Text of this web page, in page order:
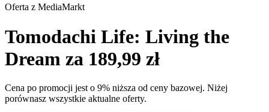
Oferta z MediaMarkt
Tomodachi Life: Living the
Dream za 189,99 zł
Cena po promocji jest o 9% niższa od ceny bazowej. Niżej
porównasz wszystkie aktualne oferty.